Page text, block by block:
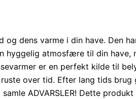
dens varme i din have. Den
atmosfære til din have,
er en perfekt kilde til
over tid. Efter lang tids
ADVARSLER! Dette